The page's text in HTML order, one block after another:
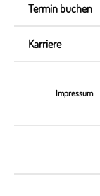
Termin buchen
Karriere
Impressum